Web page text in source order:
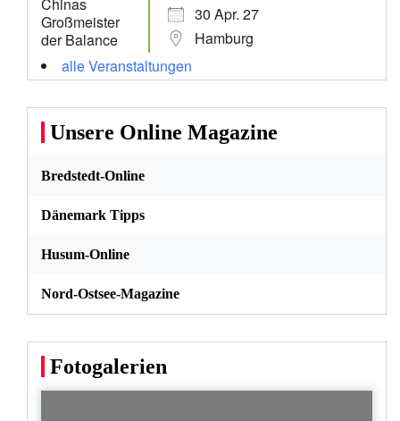
30 Apr. 27
Hamburg
alle Veranstaltungen
Unsere Online Magazine
Bredstedt-Online
Dänemark Tipps
Husum-Online
Nord-Ostsee-Magazine
Fotogalerien